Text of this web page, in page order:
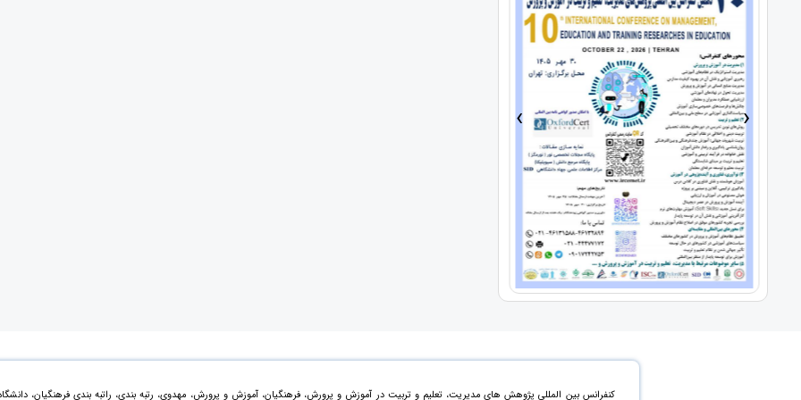
› ‹
کنفرانس بین المللی پژوهش های مدیریت، تعلیم و تربیت در آموزش و پرورش، فرهنگیان، آموزش و پرورش، مهدوی، رتبه بندی، راتبه بندی فرهنگیان،